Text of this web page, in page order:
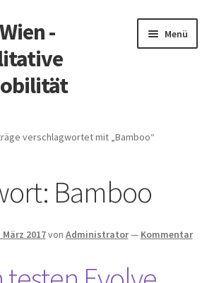
-
Menü
öffnen
verschlagwortet mit „Bamboo“
Bamboo
März 2017von Administrator— Kommentar